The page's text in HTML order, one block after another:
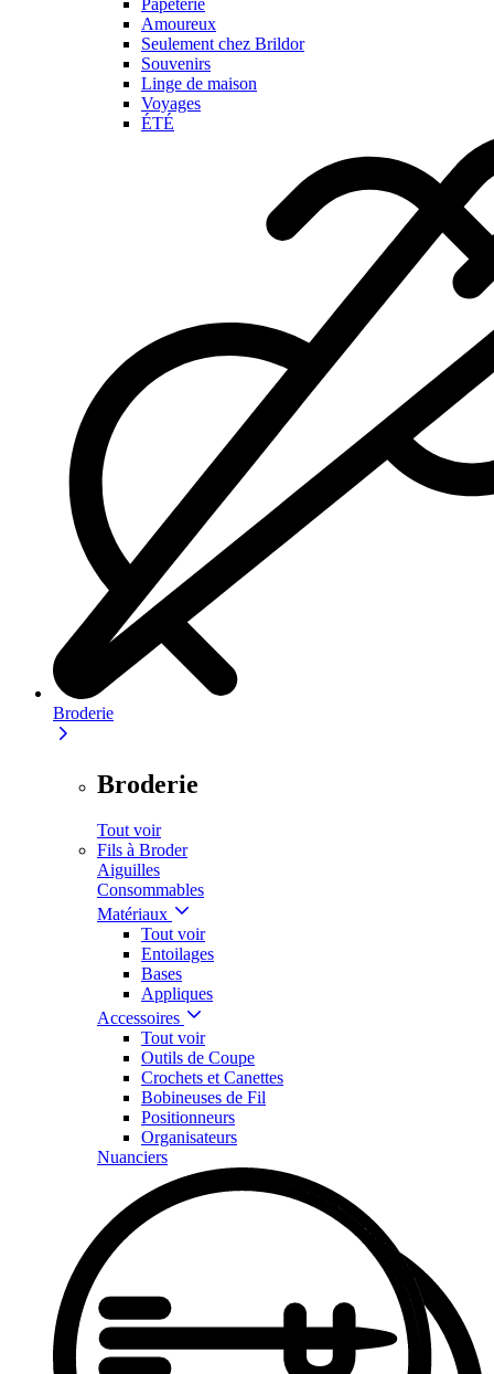
Amoureux
Seulement chez Brildor
Souvenirs
Linge de maison
Voyages
ÉTÉ
Broderie
Broderie
Tout voir
Fils à Broder
Aiguilles
Consommables
Matériaux
Tout voir
Entoilages
Bases
Appliques
Accessoires
Tout voir
Outils de Coupe
Crochets et Canettes
Bobineuses de Fil
Positionneurs
Organisateurs
Nuanciers